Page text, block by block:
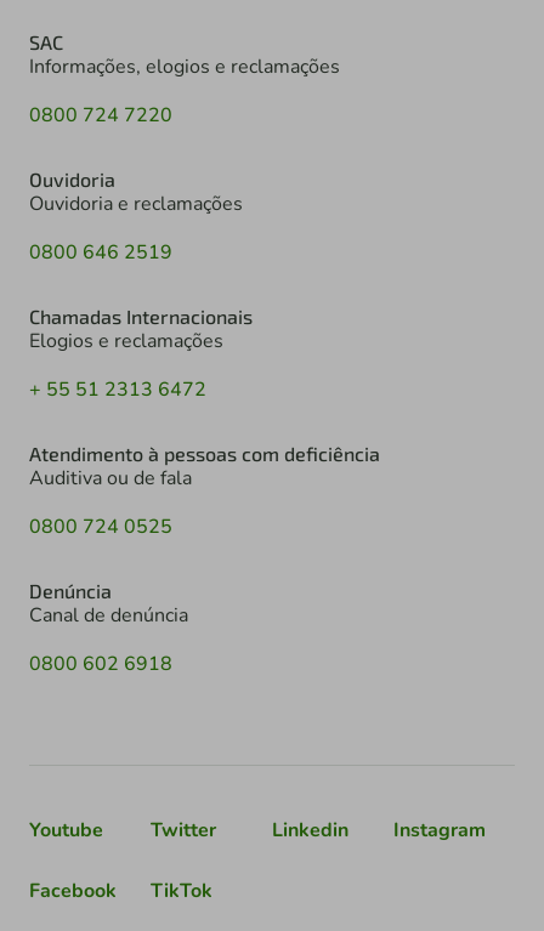
SAC
Informações, elogios e reclamações
0800 724 7220
Ouvidoria
Ouvidoria e reclamações
0800 646 2519
Chamadas Internacionais
Elogios e reclamações
+ 55 51 2313 6472
Atendimento à pessoas com deficiência
Auditiva ou de fala
0800 724 0525
Denúncia
Canal de denúncia
0800 602 6918
Youtube Twitter Linkedin Instagram
Facebook TikTok